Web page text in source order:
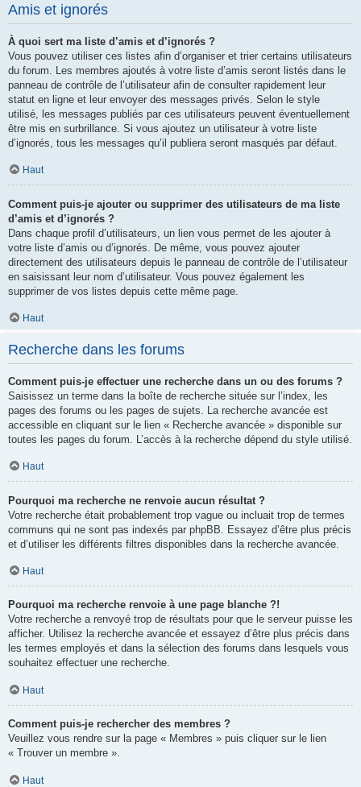
Amis et ignorés
À quoi sert ma liste d’amis et d’ignorés ?
Vous pouvez utiliser ces listes afin d’organiser et trier certains utilisateurs
du forum. Les membres ajoutés à votre liste d’amis seront listés dans le
panneau de contrôle de l’utilisateur afin de consulter rapidement leur
statut en ligne et leur envoyer des messages privés. Selon le style
utilisé, les messages publiés par ces utilisateurs peuvent éventuellement
être mis en surbrillance. Si vous ajoutez un utilisateur à votre liste
d’ignorés, tous les messages qu’il publiera seront masqués par défaut.
Haut
Comment puis-je ajouter ou supprimer des utilisateurs de ma liste
d’amis et d’ignorés ?
Dans chaque profil d’utilisateurs, un lien vous permet de les ajouter à
votre liste d’amis ou d’ignorés. De même, vous pouvez ajouter
directement des utilisateurs depuis le panneau de contrôle de l’utilisateur
en saisissant leur nom d’utilisateur. Vous pouvez également les
supprimer de vos listes depuis cette même page.
Haut
Recherche dans les forums
Comment puis-je effectuer une recherche dans un ou des forums ?
Saisissez un terme dans la boîte de recherche située sur l’index, les
pages des forums ou les pages de sujets. La recherche avancée est
accessible en cliquant sur le lien « Recherche avancée » disponible sur
toutes les pages du forum. L’accès à la recherche dépend du style utilisé.
Haut
Pourquoi ma recherche ne renvoie aucun résultat ?
Votre recherche était probablement trop vague ou incluait trop de termes
communs qui ne sont pas indexés par phpBB. Essayez d’être plus précis
et d’utiliser les différents filtres disponibles dans la recherche avancée.
Haut
Pourquoi ma recherche renvoie à une page blanche ?!
Votre recherche a renvoyé trop de résultats pour que le serveur puisse les
afficher. Utilisez la recherche avancée et essayez d’être plus précis dans
les termes employés et dans la sélection des forums dans lesquels vous
souhaitez effectuer une recherche.
Haut
Comment puis-je rechercher des membres ?
Veuillez vous rendre sur la page « Membres » puis cliquer sur le lien
« Trouver un membre ».
Haut